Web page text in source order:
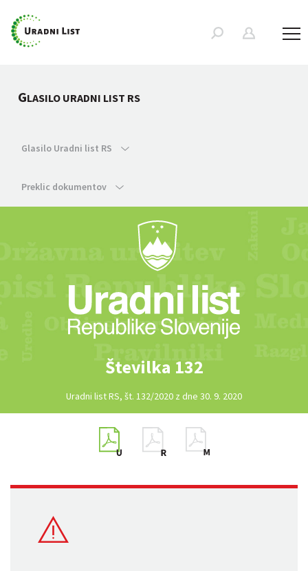
GLASILO URADNI LIST RS
Glasilo Uradni list RS
Preklic dokumentov
Številka 132
Uradni list RS, št. 132/2020 z dne 30. 9. 2020